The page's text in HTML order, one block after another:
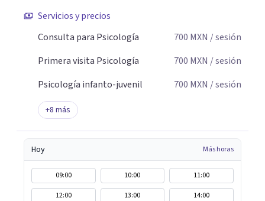
Servicios y precios
Consulta para Psicología
700 MXN / sesión
Primera visita Psicología
700 MXN / sesión
Psicología infanto-juvenil
700 MXN / sesión
+8 más
Hoy Más horas
09:00 10:00
11:00
12:00
13:00 14:00